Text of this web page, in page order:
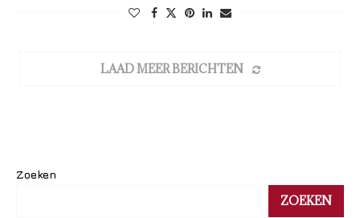
LAAD MEER BERICHTEN
Zoeken
ZOEKEN